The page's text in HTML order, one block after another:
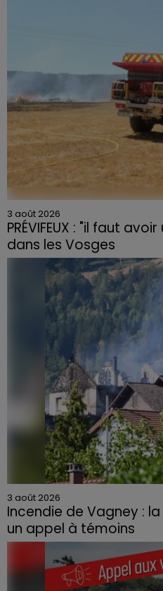
3 août 2026
PRÉVIFEUX : "il faut
dans les Vosges
3 août 2026
Incendie de Vagney :
un appel à témoins
Le feu, parti d'une haie
quartier résidentiel, avait
contraint à l'évacuation